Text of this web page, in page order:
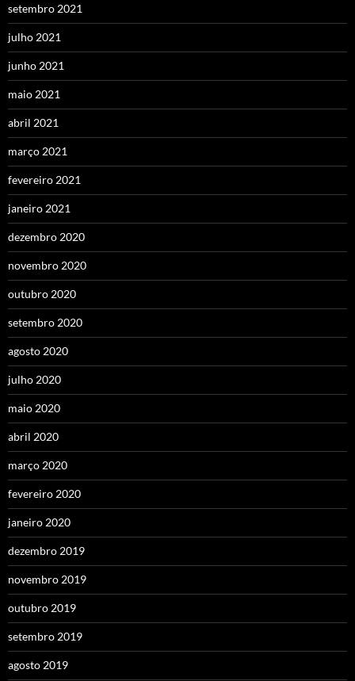
setembro 2021
julho 2021
junho 2021
maio 2021
abril 2021
março 2021
fevereiro 2021
janeiro 2021
dezembro 2020
novembro 2020
outubro 2020
setembro 2020
agosto 2020
julho 2020
maio 2020
abril 2020
março 2020
fevereiro 2020
janeiro 2020
dezembro 2019
novembro 2019
outubro 2019
setembro 2019
agosto 2019